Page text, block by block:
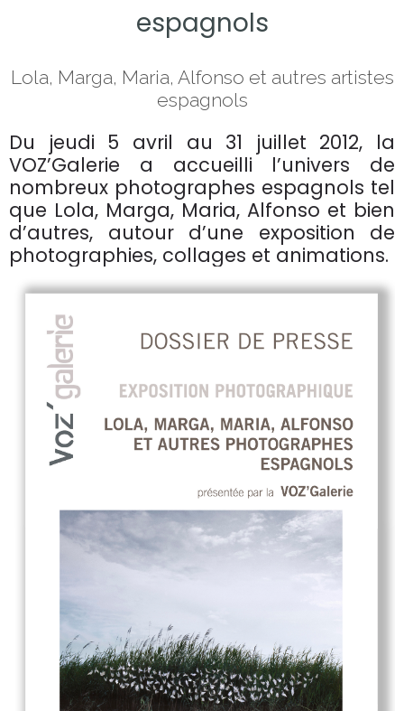
espagnols
Lola, Marga, Maria, Alfonso et autres artistes
espagnols
Du jeudi 5 avril au 31 juillet 2012, la
VOZ’Galerie a accueilli l’univers de
nombreux photographes espagnols tel
que Lola, Marga, Maria, Alfonso et bien
d’autres, autour d’une exposition de
photographies, collages et animations.